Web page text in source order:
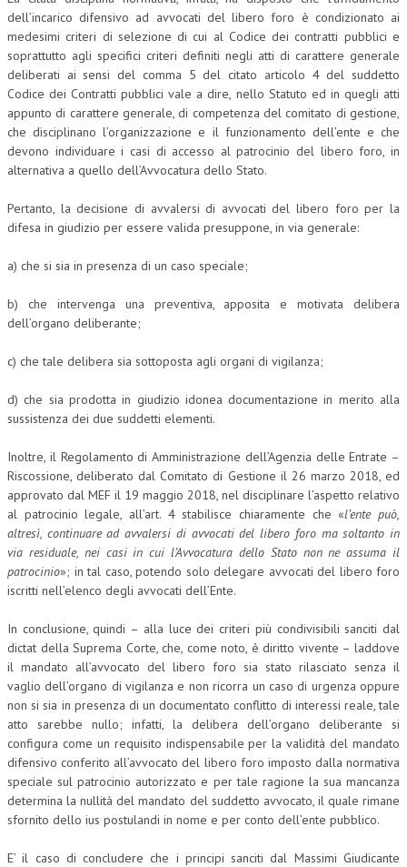
dell’incarico difensivo ad avvocati del libero foro è condizionato ai
medesimi criteri di selezione di cui al Codice dei contratti pubblici e
soprattutto agli specifici criteri definiti negli atti di carattere generale
deliberati ai sensi del comma 5 del citato articolo 4 del suddetto
Codice dei Contratti pubblici vale a dire, nello Statuto ed in quegli atti
appunto di carattere generale, di competenza del comitato di gestione,
che disciplinano l’organizzazione e il funzionamento dell’ente e che
devono individuare i casi di accesso al patrocinio del libero foro, in
alternativa a quello dell’Avvocatura dello Stato.
Pertanto, la decisione di avvalersi di avvocati del libero foro per la
difesa in giudizio per essere valida presuppone, in via generale:
a) che si sia in presenza di un caso speciale;
b) che intervenga una preventiva, apposita e motivata delibera
dell’organo deliberante;
c) che tale delibera sia sottoposta agli organi di vigilanza;
d) che sia prodotta in giudizio idonea documentazione in merito alla
sussistenza dei due suddetti elementi.
Inoltre, il Regolamento di Amministrazione dell’Agenzia delle Entrate –
Riscossione, deliberato dal Comitato di Gestione il 26 marzo 2018, ed
approvato dal MEF il 19 maggio 2018, nel disciplinare l’aspetto relativo
al patrocinio legale, all’art. 4 stabilisce chiaramente che «l’ente può,
altresì, continuare ad avvalersi di avvocati del libero foro ma soltanto in
via residuale, nei casi in cui l’Avvocatura dello Stato non ne assuma il
patrocinio»; in tal caso, potendo solo delegare avvocati del libero foro
iscritti nell’elenco degli avvocati dell’Ente.
In conclusione, quindi – alla luce dei criteri più condivisibili sanciti dal
dictat della Suprema Corte, che, come noto, è diritto vivente – laddove
il mandato all’avvocato del libero foro sia stato rilasciato senza il
vaglio dell’organo di vigilanza e non ricorra un caso di urgenza oppure
non si sia in presenza di un documentato conflitto di interessi reale, tale
atto sarebbe nullo; infatti, la delibera dell’organo deliberante si
configura come un requisito indispensabile per la validità del mandato
difensivo conferito all’avvocato del libero foro imposto dalla normativa
speciale sul patrocinio autorizzato e per tale ragione la sua mancanza
determina la nullità del mandato del suddetto avvocato, il quale rimane
sfornito dello ius postulandi in nome e per conto dell’ente pubblico.
E’ il caso di concludere che i principi sanciti dal Massimi Giudicante